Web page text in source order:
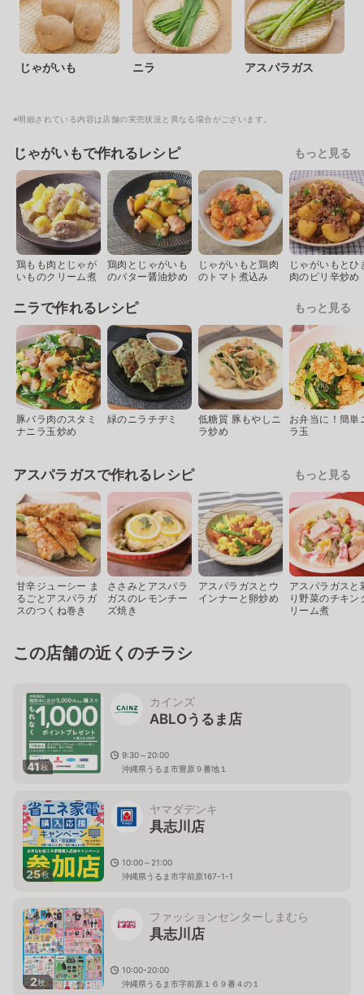
じゃがいも ニラ アスパラガス
※明細されている内容は店舗の実売状況と異なる場合がございます。
じゃがいもで作れるレシピ もっと見る
鶏もも肉とじゃが
いものクリーム煮
鶏肉とじゃがいも
のバター醤油炒め
じゃがいもと鶏肉
のトマト煮込み
じゃがいもとひ
肉のピリ辛炒め
ニラで作れるレシピ もっと見る
豚バラ肉のスタミ
ナニラ玉炒め
緑のニラチヂミ
低糖質 豚もやしニ
ラ炒め
お弁当に！簡単
ラ玉
アスパラガスで作れるレシピ もっと見る
甘辛ジューシー ま
るごとアスパラガ
スのつくね巻き
ささみとアスパラ
ガスのレモンチー
ズ焼き
アスパラガスとウ
インナーと卵炒め
アスパラガスと
り野菜のチキン
リーム煮
この店舗の近くのチラシ
41枚
カインズ
ABLOうるま店
9:30～20:00
沖縄県うるま市豊原９番地１
25枚
ヤマダデンキ
具志川店
10:00～21:00
沖縄県うるま市字前原167-1-1
2枚
ファッションセンターしまむら
具志川店
10:00-20:00
沖縄県うるま市字前原１６９番４の１